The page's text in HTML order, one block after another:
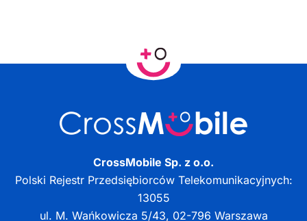
CrossMobile Sp. z o.o.
Polski Rejestr Przedsiębiorców Telekomunikacyjnych:
13055
ul. M. Wańkowicza 5/43, 02-796 Warszawa